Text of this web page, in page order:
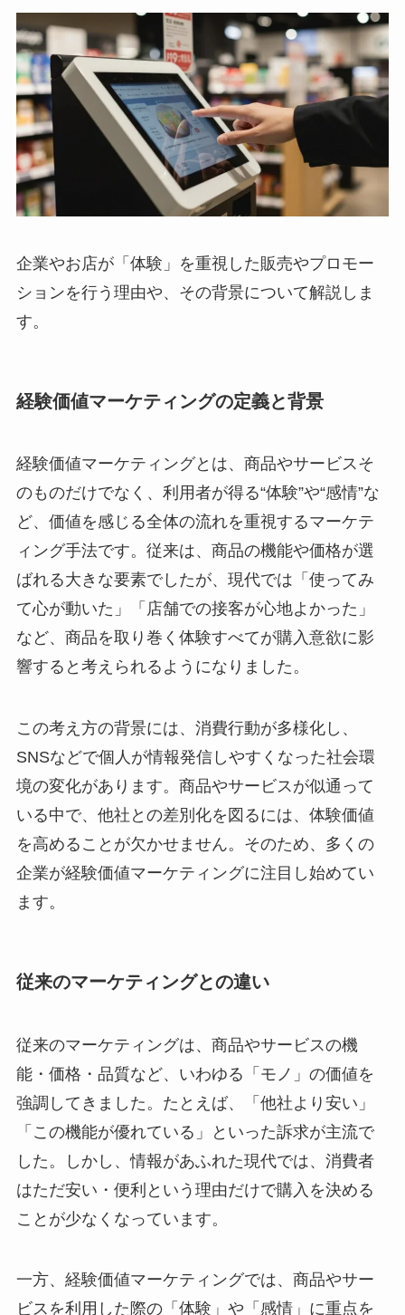
企業やお店が「体験」を重視した販売やプロモー
ションを行う理由や、その背景について解説しま
す。
経験価値マーケティングの定義と背景
経験価値マーケティングとは、商品やサービスそ
のものだけでなく、利用者が得る“体験”や“感情”な
ど、価値を感じる全体の流れを重視するマーケテ
ィング手法です。従来は、商品の機能や価格が選
ばれる大きな要素でしたが、現代では「使ってみ
て心が動いた」「店舗での接客が心地よかった」
など、商品を取り巻く体験すべてが購入意欲に影
響すると考えられるようになりました。
この考え方の背景には、消費行動が多様化し、
SNSなどで個人が情報発信しやすくなった社会環
境の変化があります。商品やサービスが似通って
いる中で、他社との差別化を図るには、体験価値
を高めることが欠かせません。そのため、多くの
企業が経験価値マーケティングに注目し始めてい
ます。
従来のマーケティングとの違い
従来のマーケティングは、商品やサービスの機
能・価格・品質など、いわゆる「モノ」の価値を
強調してきました。たとえば、「他社より安い」
「この機能が優れている」といった訴求が主流で
した。しかし、情報があふれた現代では、消費者
はただ安い・便利という理由だけで購入を決める
ことが少なくなっています。
一方、経験価値マーケティングでは、商品やサー
ビスを利用した際の「体験」や「感情」に重点を